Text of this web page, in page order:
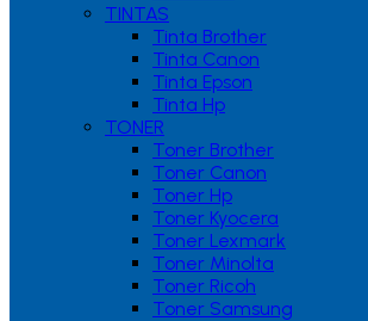
TINTAS
Tinta Brother
Tinta Canon
Tinta Epson
Tinta Hp
TONER
Toner Brother
Toner Canon
Toner Hp
Toner Kyocera
Toner Lexmark
Toner Minolta
Toner Ricoh
Toner Samsung